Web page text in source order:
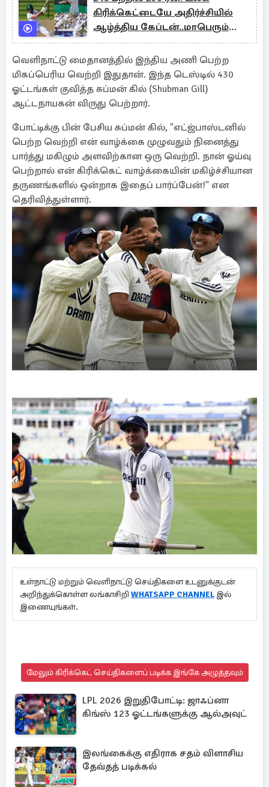
கிரிக்கெட்டையே அதிர்ச்சியில்
ஆழ்த்திய கேப்டன்..மாபெரும்
சாதனை
வெளிநாட்டு மைதானத்தில் இந்திய அணி பெற்ற
மிகப்பெரிய வெற்றி இதுதான். இந்த டெஸ்டில் 430
ஓட்டங்கள் குவித்த சுப்மன் கில் (Shubman Gill)
ஆட்டநாயகன் விருது பெற்றார்.
போட்டிக்கு பின் பேசிய சுப்மன் கில், "எட்ஜ்பாஸ்டனில்
பெற்ற வெற்றி என் வாழ்க்கை முழுவதும் நினைத்து
பார்த்து மகிழும் அளவிற்கான ஒரு வெற்றி. நான் ஓய்வு
பெற்றால் என் கிரிக்கெட் வாழ்க்கையின் மகிழ்ச்சியான
தருணங்களில் ஒன்றாக இதைப் பார்ப்பேன்!" என
தெரிவித்துள்ளார்.
உள்நாட்டு மற்றும் வெளிநாட்டு செய்திகளை உடனுக்குடன்
அறிந்துக்கொள்ள லங்காசிறி WHATSAPP CHANNEL இல்
இணையுங்கள்.
மேலும் கிரிக்கெட் செய்திகளைப் படிக்க இங்கே அழுத்தவும்
LPL 2026 இறுதிபோட்டி: ஜாஃப்னா
கிங்ஸ் 123 ஓட்டங்களுக்கு ஆல்அவுட்
இலங்கைக்கு எதிராக சதம் விளாசிய
தேவ்தத் படிக்கல்